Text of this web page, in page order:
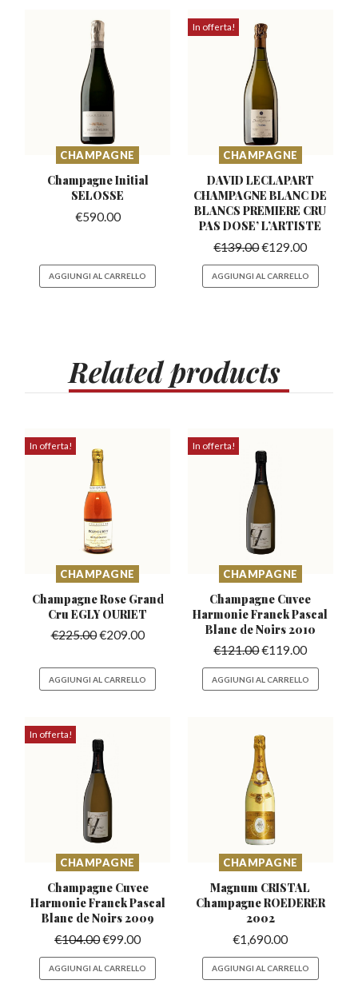
CHAMPAGNE
Champagne Initial
SELOSSE
€590.00
AGGIUNGI AL CARRELLO
In offerta!
CHAMPAGNE
DAVID LECLAPART
CHAMPAGNE BLANC DE
BLANCS PREMIERE CRU
PAS DOSE’ L’ARTISTE
€139.00€129.00
AGGIUNGI AL CARRELLO
Relatedproducts
In offerta!
CHAMPAGNE
Champagne Rose Grand
Cru EGLY OURIET
€225.00€209.00
AGGIUNGI AL CARRELLO
In offerta!
CHAMPAGNE
Champagne Cuvee
Harmonie FranckPascal
Blanc de Noirs 2010
€121.00€119.00
AGGIUNGI AL CARRELLO
In offerta!
CHAMPAGNE
Champagne Cuvee
Harmonie FranckPascal
Blanc de Noirs 2009
€104.00€99.00
AGGIUNGI AL CARRELLO
CHAMPAGNE
Magnum CRISTAL
ChampagneROEDERER
2002
€1,690.00
AGGIUNGI AL CARRELLO